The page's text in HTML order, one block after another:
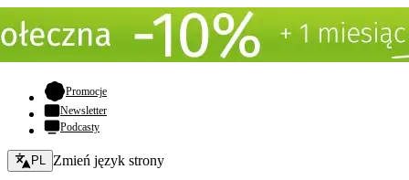
Promocje- otwiera się w nowej karcie
Newsletter
Podcasty
Zmień język - bieżący:
PL Zmień język strony